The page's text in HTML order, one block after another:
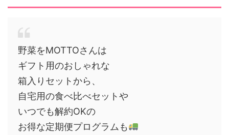
野菜をMOTTOさんは
ギフト用のおしゃれな
箱入りセットから、
自宅用の食べ比べセットや
いつでも解約OKの
お得な定期便プログラムも